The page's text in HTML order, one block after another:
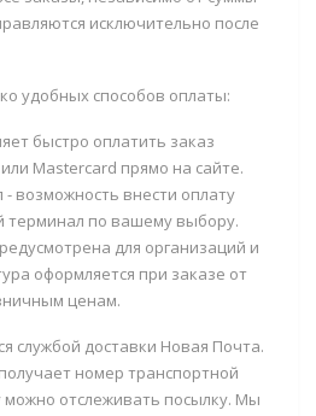
исключительно после
удобных способов оплаты:
быстро оплатить заказ
Mastercard прямо на сайте.
- возможность внести оплату
терминал по вашему выбору.
для организаций и
оформляется при заказе от
ценам.
службой доставки Новая Почта.
номер транспортной
можно отслеживать посылку. Мы